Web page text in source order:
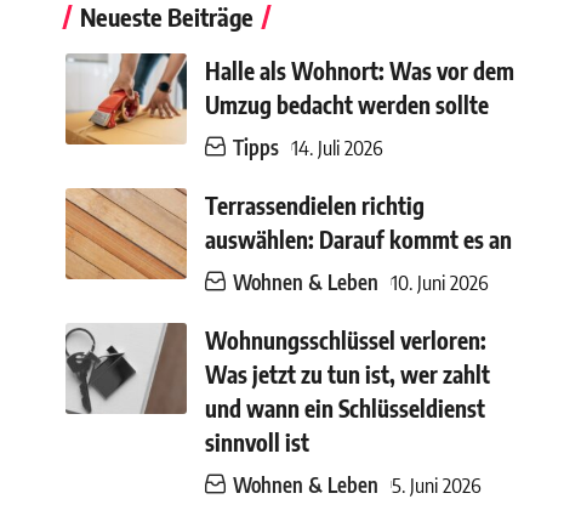
Neueste Beiträge
Halle als Wohnort: Was vor dem
Umzug bedacht werden sollte
Tipps 14. Juli 2026
Terrassendielen richtig
auswählen: Darauf kommt es an
Wohnen & Leben 10. Juni 2026
Wohnungsschlüssel verloren:
Was jetzt zu tun ist, wer zahlt
und wann ein Schlüsseldienst
sinnvoll ist
Wohnen & Leben 5. Juni 2026